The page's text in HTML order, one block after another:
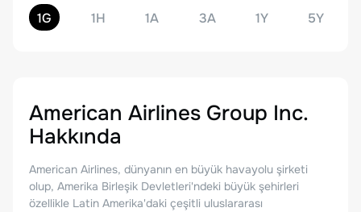
1G 1H 1A 3A 1Y 5Y
American Airlines Group Inc.
Hakkında
American Airlines, dünyanın en büyük havayolu şirketi
olup, Amerika Birleşik Devletleri'ndeki büyük şehirleri
özellikle Latin Amerika'daki çeşitli uluslararası